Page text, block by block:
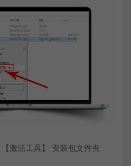
激活工具】 安装包文件夹